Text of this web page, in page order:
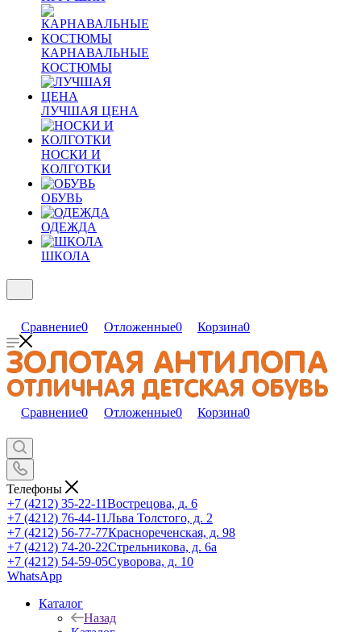
КАРНАВАЛЬНЫЕ
КОСТЮМЫ
ЛУЧШАЯ ЦЕНА
НОСКИ И
КОЛГОТКИ
ОБУВЬ
ОДЕЖДА
ШКОЛА
Сравнение0 Отложенные0 Корзина0
Сравнение0 Отложенные0 Корзина0
Телефоны
+7 (4212) 35-22-11Вострецова, д. 6
+7 (4212) 76-44-11Льва Толстого, д. 2
+7 (4212) 56-77-77Краснореченская, д. 98
+7 (4212) 74-20-22Стрельникова, д. 6а
+7 (4212) 54-59-05Суворова, д. 10
WhatsApp
Каталог
Назад